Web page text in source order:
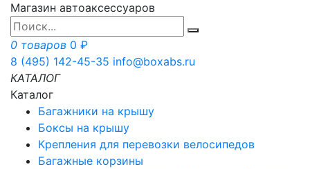
Магазин автоаксессуаров
0 товаров 0 ₽
8 (495) 142-45-35 info@boxabs.ru
КАТАЛОГ
Каталог
Багажники на крышу
Боксы на крышу
Крепления для перевозки велосипедов
Багажные корзины